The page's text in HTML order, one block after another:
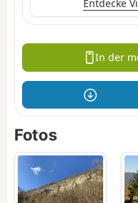
Entdecke
In der
Fotos